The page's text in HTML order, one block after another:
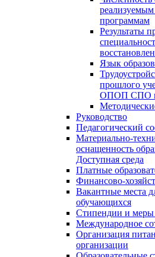
программам
Результаты
Язык
прошлого
ОПОП СПО
Руководство
Педагогический
Материально-
оснащенность
Доступная среда
Платные
Финансово-
Вакантные места
обучающихся
Стипендии и
Международное
Организация
организации